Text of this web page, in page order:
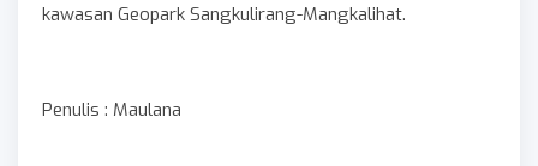
kawasan Geopark Sangkulirang-Mangkalihat.
Penulis : Maulana